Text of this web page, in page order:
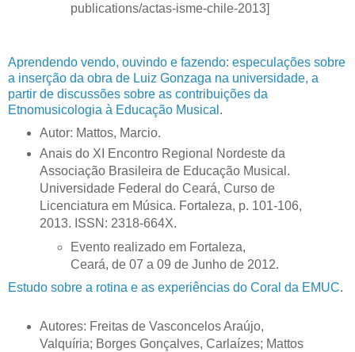
publications/actas-isme-chile-2013]
Aprendendo vendo, ouvindo e fazendo: especulações sobre
a inserção da obra de Luiz Gonzaga na universidade, a
partir de discussões sobre as contribuições da
Etnomusicologia à Educação Musical .
Autor: Mattos, Marcio.
Anais do XI Encontro Regional Nordeste da
Associação Brasileira de Educação Musical.
Universidade Federal do Ceará, Curso de
Licenciatura em Música. Fortaleza, p. 101-106,
2013. ISSN: 2318-664X.
Evento realizado em Fortaleza,
Ceará, de 07 a 09 de Junho de 2012.
Estudo sobre a rotina e as experiências do Coral da EMUC.
Autores: Freitas de Vasconcelos Araújo,
Valquíria; Borges Gonçalves, Carlaízes; Mattos